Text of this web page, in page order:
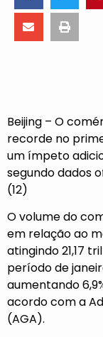
Beijing – O
recorde no
um ímpeto
segundo dados
(12)
O volume do
em relação ao
atingindo 21,17
período de
aumentando
acordo com a
(AGA).